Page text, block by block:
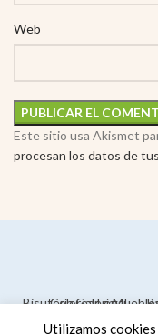
Web
Este sitio usa Akismet
procesan los datos de
BisuteríaColorear
Galería
Legal
Utilizamos